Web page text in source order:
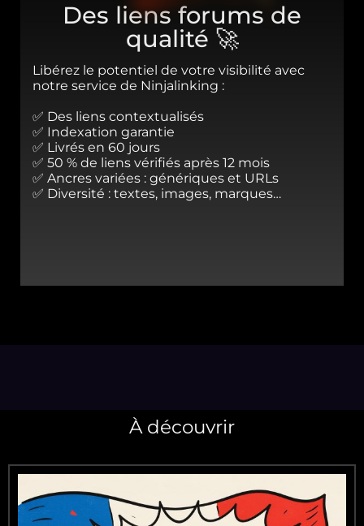
Des liens forums de
qualité 🚀
Libérez le potentiel de votre visibilité avec
notre service de Ninjalinking :
✅ Des liens contextualisés
✅ Indexation garantie
✅ Livrés en 60 jours
✅ 50 % de liens vérifiés après 12 mois
✅ Ancres variées : génériques et URLs
✅ Diversité : textes, images, marques…
À découvrir